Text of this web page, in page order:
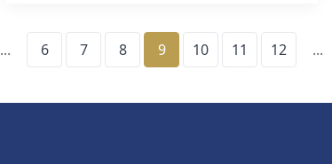
... 6 7 8 9 10 11 12 ...